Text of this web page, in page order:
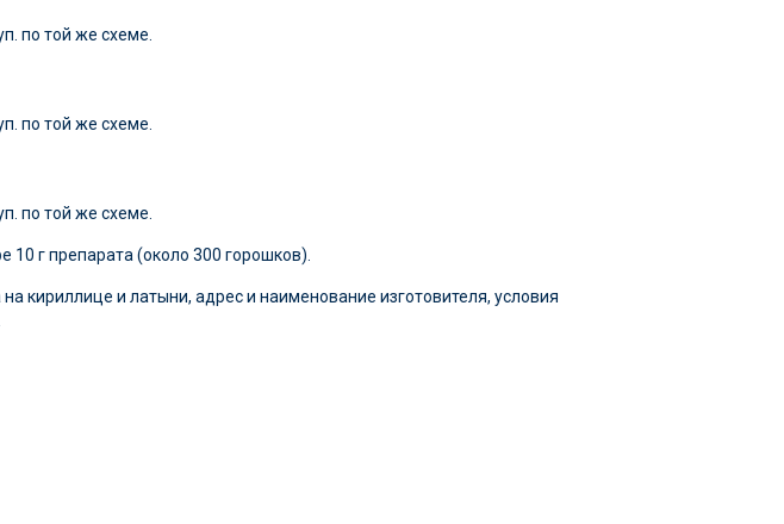
по той же схеме.
по той же схеме.
по той же схеме.
г препарата (около 300 горошков).
кириллице и латыни, адрес и наименование изготовителя, условия